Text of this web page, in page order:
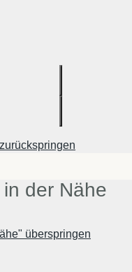
der Nähe
überspringen